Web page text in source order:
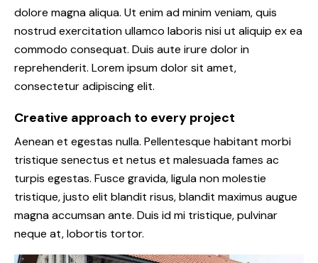
dolore magna aliqua. Ut enim ad minim veniam, quis
nostrud exercitation ullamco laboris nisi ut aliquip ex ea
commodo consequat. Duis aute irure dolor in
reprehenderit. Lorem ipsum dolor sit amet,
consectetur adipiscing elit.
Creative approach to every project
Aenean et egestas nulla. Pellentesque habitant morbi
tristique senectus et netus et malesuada fames ac
turpis egestas. Fusce gravida, ligula non molestie
tristique, justo elit blandit risus, blandit maximus augue
magna accumsan ante. Duis id mi tristique, pulvinar
neque at, lobortis tortor.